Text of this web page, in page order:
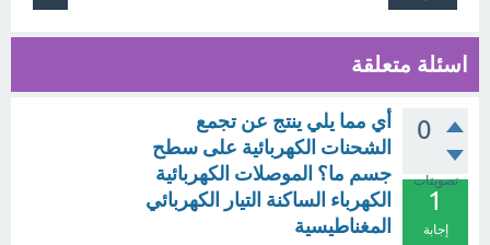
اسئلة متعلقة
0
تصويتات
1
إجابة
أي مما يلي ينتج عن تجمع
الشحنات الكهربائية على سطح
جسم ما؟ الموصلات الكهربائية
الكهرباء الساكنة التيار الكهربائي
المغناطيسية